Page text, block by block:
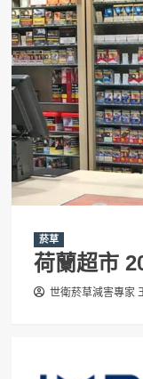
菸草
荷蘭超市
世衛菸草減害專家